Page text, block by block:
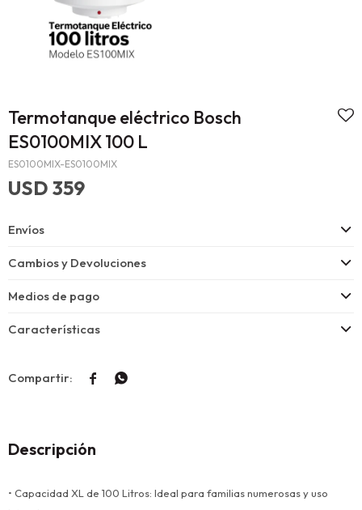
Termotanque eléctrico Bosch
ES0100MIX 100 L
ES0100MIX-ES0100MIX
USD 359
Envíos
Cambios y Devoluciones
Medios de pago
Características
 
Descripción
• Capacidad XL de 100 Litros: Ideal para familias numerosas y uso